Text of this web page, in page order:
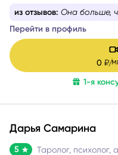
новыми силами,
и консультант с
— это диагностика: я
её внутреннюю логику,
развития, чтобы вы
решениях. Я не работаю
неправильно». Я
наиболее устойчивым.
из отзывов: Она больше,
Перейти в профиль
0 ₽/
1-я
Дарья Самарина
5 Таролог, психолог,